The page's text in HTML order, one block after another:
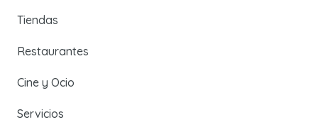
Tiendas
Restaurantes
Cine y Ocio
Servicios